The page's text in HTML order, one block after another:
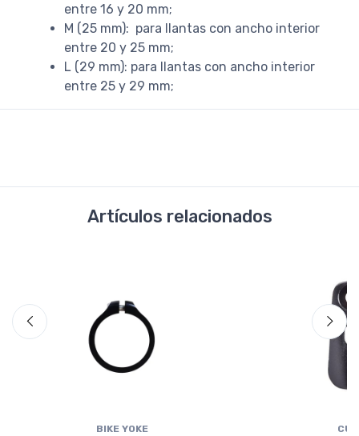
entre 16 y 20 mm;
M (25 mm): para llantas con ancho interior
entre 20 y 25 mm;
L (29 mm): para llantas con ancho interior
entre 25 y 29 mm;
Artículos relacionados
BIKE YOKE